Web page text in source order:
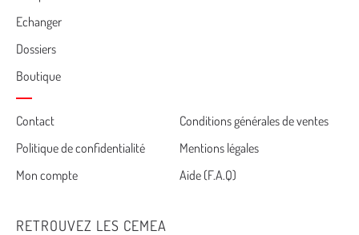
Echanger
Dossiers
Boutique
Cemea
footer
Contact
Conditions générales de ventes
Politique de confidentialité
Mentions légales
Mon compte
Aide (F.A.Q)
RETROUVEZ LES CEMEA